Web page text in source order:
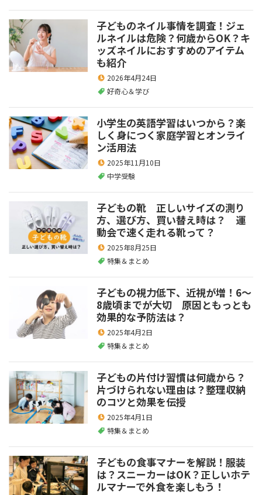
子どものネイル事情を調査！ジェ
ルネイルは危険？何歳からOK？キ
ッズネイルにおすすめのアイテム
も紹介
2026年4月24日
好奇心＆学び
小学生の英語学習はいつから？楽
しく身につく家庭学習とオンライ
ン活用法
2025年11月10日
中学受験
子どもの靴 正しいサイズの測り
方、選び方、買い替え時は？ 運
動会で速く走れる靴って？
2025年8月25日
特集＆まとめ
子どもの視力低下、近視が増！6～
8歳頃までが大切 原因ともっとも
効果的な予防法は？
2025年4月2日
特集＆まとめ
子どもの片付け習慣は何歳から？
片づけられない理由は？整理収納
のコツと効果を伝授
2025年4月1日
特集＆まとめ
子どもの食事マナーを解説！服装
は？スニーカーはOK？正しいホテ
ルマナーで外食を楽しもう！